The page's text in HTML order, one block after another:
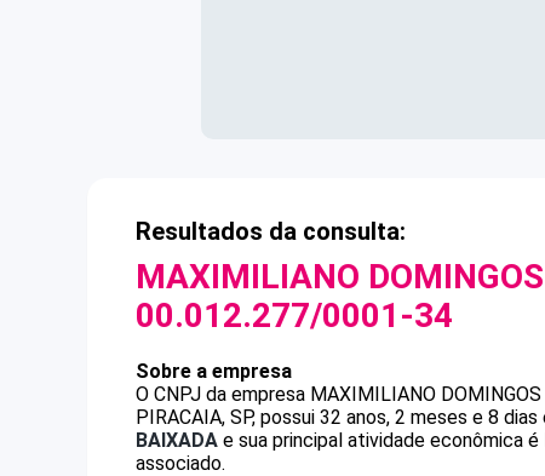
Resultados da consulta:
MAXIMILIANO
00.012.277/0001-34
Sobre a empresa
O CNPJ da empresa MAXIMILIANO
PIRACAIA, SP, possui 32 anos, 2 meses e 8
BAIXADA e sua principal atividade econômica
associado.